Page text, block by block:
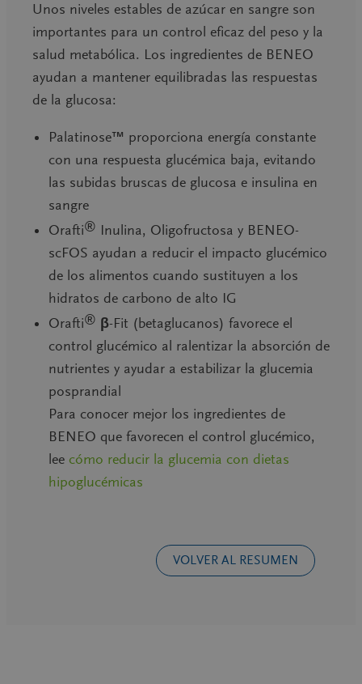
Unos niveles estables de azúcar en sangre son
importantes para un control eficaz del peso y la
salud metabólica. Los ingredientes de BENEO
ayudan a mantener equilibradas las respuestas
de la glucosa:
Palatinose™ proporciona energía constante
con una respuesta glucémica baja, evitando
las subidas bruscas de glucosa e insulina en
sangre
Orafti® Inulina, Oligofructosa y BENEO-
scFOS ayudan a reducir el impacto glucémico
de los alimentos cuando sustituyen a los
hidratos de carbono de alto IG
Orafti® β-Fit (betaglucanos) favorece el
control glucémico al ralentizar la absorción de
nutrientes y ayudar a estabilizar la glucemia
posprandial
Para conocer mejor los ingredientes de
BENEO que favorecen el control glucémico,
lee cómo reducir la glucemia con dietas
hipoglucémicas
VOLVER AL RESUMEN